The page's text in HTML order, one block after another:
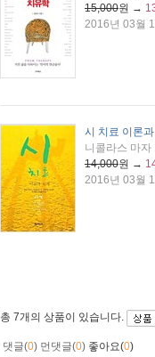
15,000원 →
2016년 03월
시 치료 이론과
니콜라스 마자
14,000원 →
2016년 03월
총 7개 의 상품이 있습니다.
댓글(0) 먼댓글(0) 좋아요(0)